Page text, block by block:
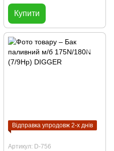
Купити
Відправка упродовж 2-х днів
Артикул: D-756